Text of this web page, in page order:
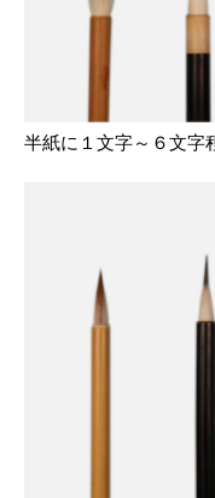
半紙に１文字～６文字